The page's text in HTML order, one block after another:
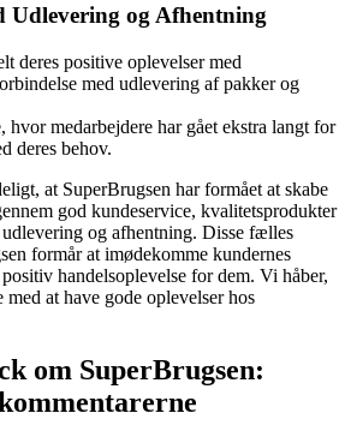
Udlevering og Afhentning
deres positive oplevelser med
med udlevering af pakker og
medarbejdere har gået ekstra langt for
deres behov.
at SuperBrugsen har formået at skabe
god kundeservice, kvalitetsprodukter
og afhentning. Disse fælles
formår at imødekomme kundernes
handelsoplevelse for dem. Vi håber,
at have gode oplevelser hos
om SuperBrugsen: